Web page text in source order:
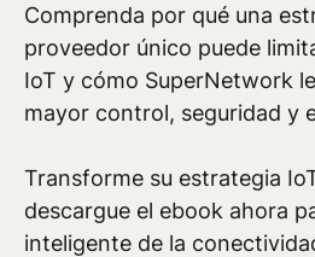
Comprenda por qué una
proveedor único puede
IoT y cómo SuperNetwork
mayor control, seguridad y
Transforme su estrategia
descargue el ebook ahora
inteligente de la